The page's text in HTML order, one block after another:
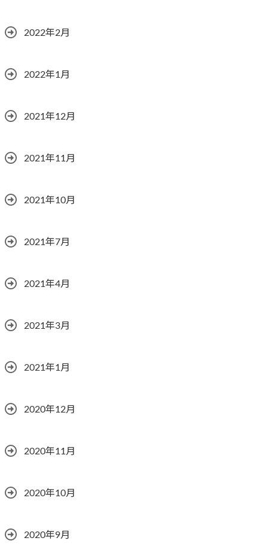
2022年2月
2022年1月
2021年12月
2021年11月
2021年10月
2021年7月
2021年4月
2021年3月
2021年1月
2020年12月
2020年11月
2020年10月
2020年9月